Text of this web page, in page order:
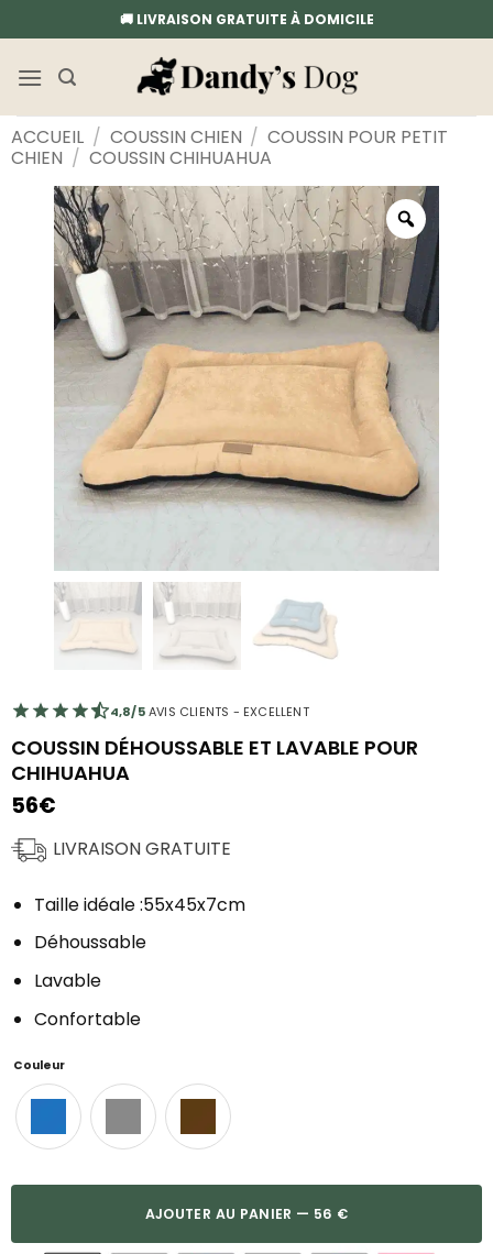
au
contenu
🚚 LIVRAISON GRATUITE À DOMICILE
ACCUEIL / COUSSIN CHIEN / COUSSIN POUR PETIT
CHIEN / COUSSIN CHIHUAHUA
4,8/5AVIS CLIENTS - EXCELLENT
COUSSIN DÉHOUSSABLE ET LAVABLE POUR
CHIHUAHUA
56€
LIVRAISON GRATUITE
Taille idéale :55x45x7cm
Déhoussable
Lavable
Confortable
Couleur
AJOUTER AU PANIER — 56 €